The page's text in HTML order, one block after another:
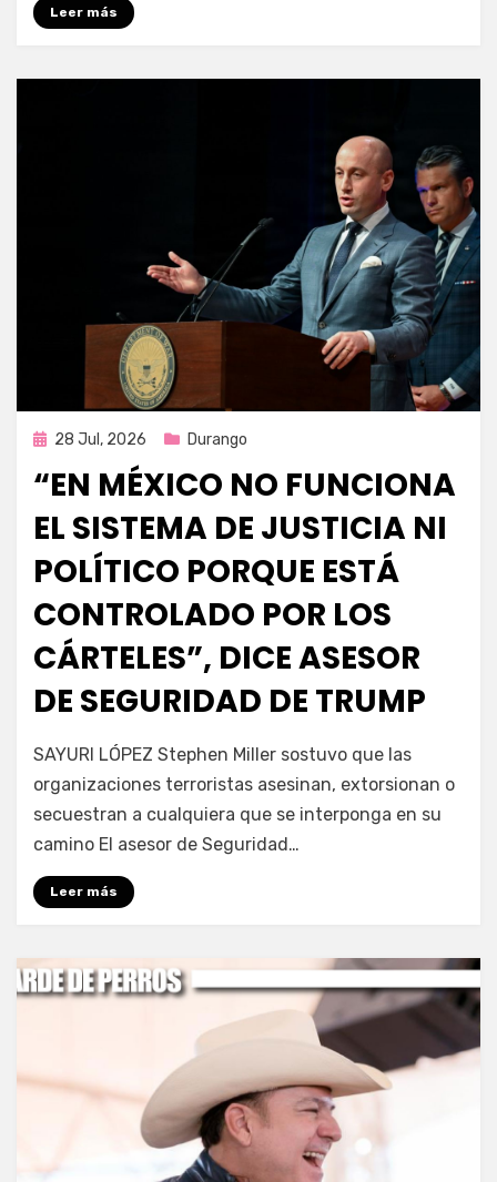
Leer más
Publicada
28 Jul, 2026 Durango
“EN MÉXICO NO FUNCIONA
EL SISTEMA DE JUSTICIA NI
POLÍTICO PORQUE ESTÁ
CONTROLADO POR LOS
CÁRTELES”, DICE ASESOR
DE SEGURIDAD DE TRUMP
porFernando Miranda Servín
SAYURI LÓPEZ Stephen Miller sostuvo que las
organizaciones terroristas asesinan, extorsionan o
secuestran a cualquiera que se interponga en su
camino El asesor de Seguridad…
Leer más